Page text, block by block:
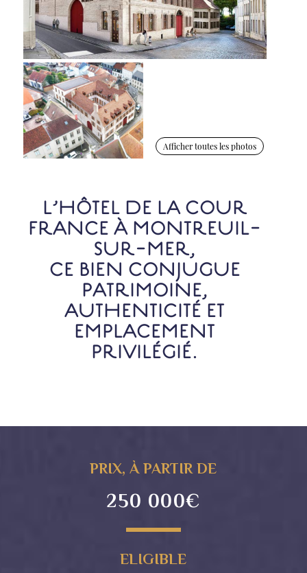
Afficher toutes les photos
L’HÔTEL DE LA COUR
FRANCE À MONTREUIL-
SUR-MER,
CE BIEN CONJUGUE
PATRIMOINE,
AUTHENTICITÉ ET
EMPLACEMENT
PRIVILÉGIÉ.
PRIX, À PARTIR DE
250 000€
ELIGIBLE